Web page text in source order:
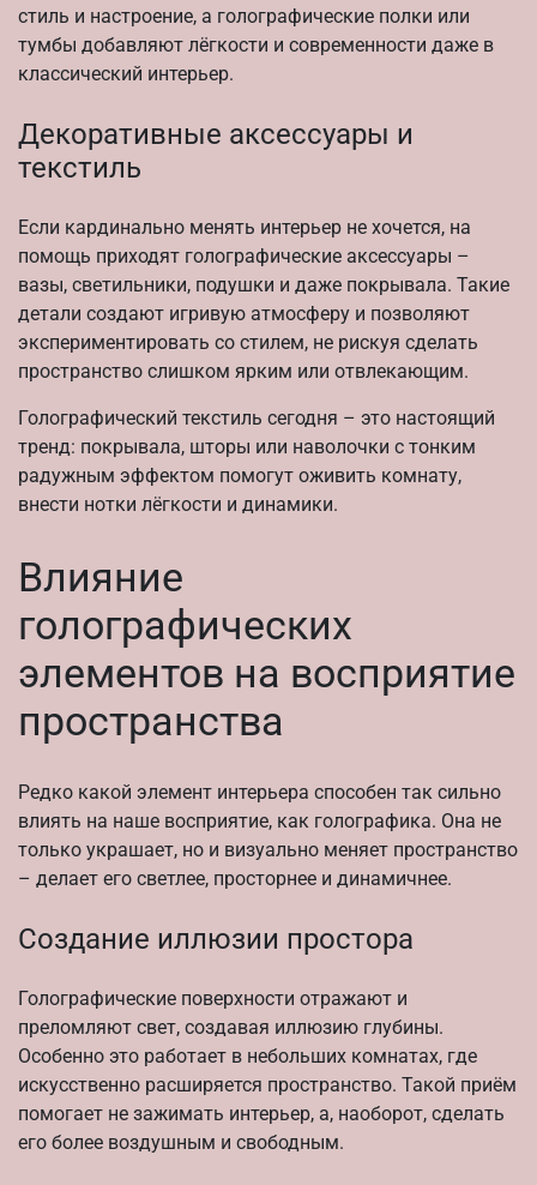
стиль и настроение, а голографические полки или
тумбы добавляют лёгкости и современности даже в
классический интерьер.
Декоративные аксессуары и
текстиль
Если кардинально менять интерьер не хочется, на
помощь приходят голографические аксессуары –
вазы, светильники, подушки и даже покрывала. Такие
детали создают игривую атмосферу и позволяют
экспериментировать со стилем, не рискуя сделать
пространство слишком ярким или отвлекающим.
Голографический текстиль сегодня – это настоящий
тренд: покрывала, шторы или наволочки с тонким
радужным эффектом помогут оживить комнату,
внести нотки лёгкости и динамики.
Влияние
голографических
элементов на восприятие
пространства
Редко какой элемент интерьера способен так сильно
влиять на наше восприятие, как голографика. Она не
только украшает, но и визуально меняет пространство
– делает его светлее, просторнее и динамичнее.
Создание иллюзии простора
Голографические поверхности отражают и
преломляют свет, создавая иллюзию глубины.
Особенно это работает в небольших комнатах, где
искусственно расширяется пространство. Такой приём
помогает не зажимать интерьер, а, наоборот, сделать
его более воздушным и свободным.